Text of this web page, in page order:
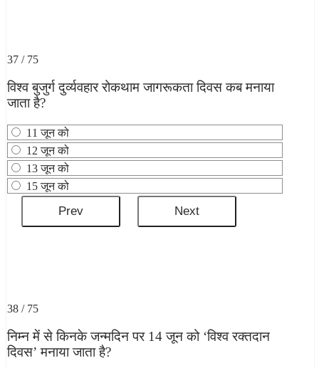
37 / 75
विश्व बुजुर्ग दुर्व्‍यवहार रोकथाम जागरूकता दिवस कब मनाया
जाता है?
11 जून को
12 जून को
13 जून को
15 जून को
38 / 75
निम्न में से किनके जन्मदिन पर 14 जून को ‘विश्व रक्तदान
दिवस’ मनाया जाता है?